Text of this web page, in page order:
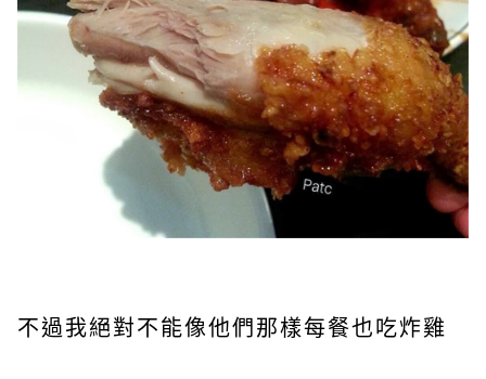
不過我絕對不能像他們那樣每餐也吃炸雞